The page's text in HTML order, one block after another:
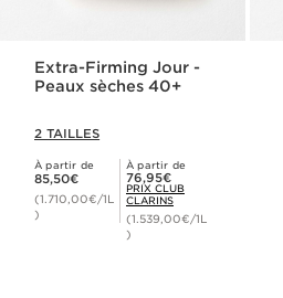
Extra-Firming Jour -
Peaux sèches 40+
2 TAILLES
À partir de
Nouveau prix 85,50€
85,50€
(1.710,00€/1L
)
À partir de
Prix Club Clarins 76,95€
76,95€
PRIX CLUB
CLARINS
(1.539,00€/1L
)